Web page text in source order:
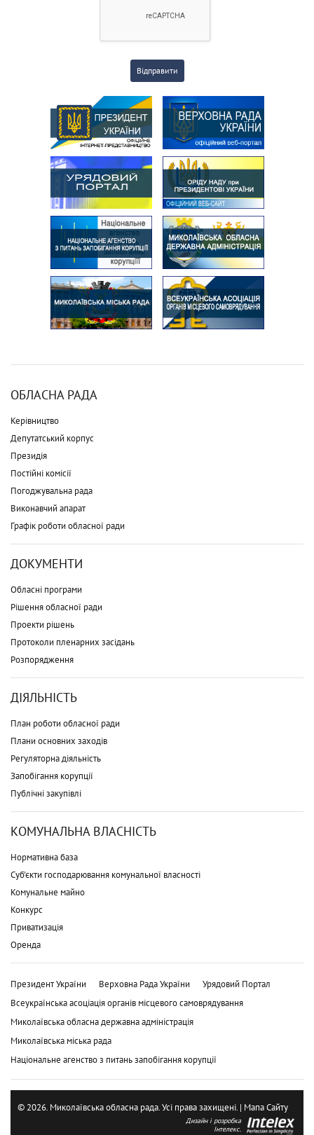
Відправити
ОБЛАСНА РАДА
Керівництво
Депутатський корпус
Президія
Постійні комісії
Погоджувальна рада
Виконавчий апарат
Графік роботи обласної ради
ДОКУМЕНТИ
Обласні програми
Рішення обласної ради
Проекти рішень
Протоколи пленарних засідань
Розпорядження
ДІЯЛЬНІСТЬ
План роботи обласної ради
Плани основних заходів
Регуляторна діяльність
Запобігання корупції
Публічні закупівлі
КОМУНАЛЬНА ВЛАСНІСТЬ
Нормативна база
Суб'єкти господарювання комунальної власності
Комунальне майно
Конкурс
Приватизація
Оренда
Президент України Верховна Рада України
Урядовий Портал
Всеукраїнська асоціація органів місцевого самоврядування
Миколаївська обласна державна адміністрація
Миколаївська міська рада
Національне агенство з питань запобігання корупції
© 2026. Миколаївська обласна рада. Усі права захищені. | Мапа Сайту
Дизайн і розробка
Інтелекс.